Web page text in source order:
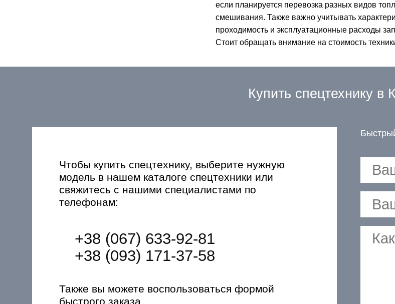
если планируется перевозка разных видов
смешивания. Также важно учитывать
проходимость и эксплуатационные расходы
Стоит обращать внимание на стоимость
Купить спецтехнику в
Чтобы купить спецтехнику, выберите нужную
модель в нашем каталоге спецтехники или
свяжитесь с нашими специалистами по
телефонам:
+38 (067) 633-92-81
+38 (093) 171-37-58
Также вы можете воспользоваться формой
быстрого заказа.